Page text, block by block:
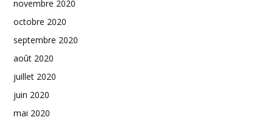
novembre 2020
octobre 2020
septembre 2020
août 2020
juillet 2020
juin 2020
mai 2020